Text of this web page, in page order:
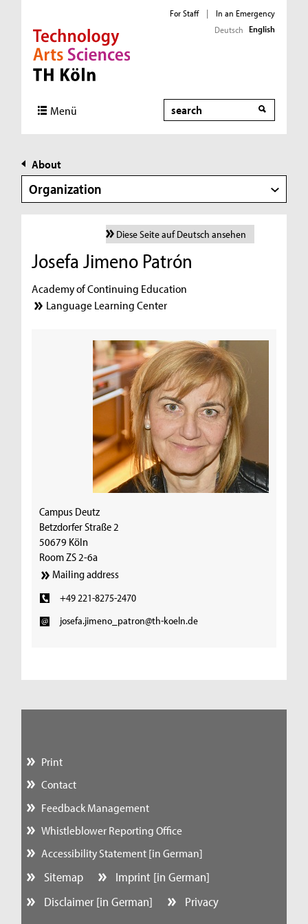
Direkt zur Hauptnavigation
Direkt zur Subnavigation
Direkt zum Inhalt
Direkt zum Fußbereich
For Staff |
In an Emergency
Deutsch English
Menü Search
About
Organization
Diese Seite auf Deutsch ansehen
Josefa Jimeno Patrón
Academy of Continuing Education
Language Learning Center
Campus Deutz
Betzdorfer Straße 2
50679 Köln
Room ZS 2-6a
Mailing address
+49 221-8275-2470
josefa.jimeno_patron@th-koeln.de
Print
Contact
Feedback Management
Whistleblower Reporting Office
Accessibility Statement [in German]
Sitemap
Imprint [in German]
Disclaimer [in German]
Privacy